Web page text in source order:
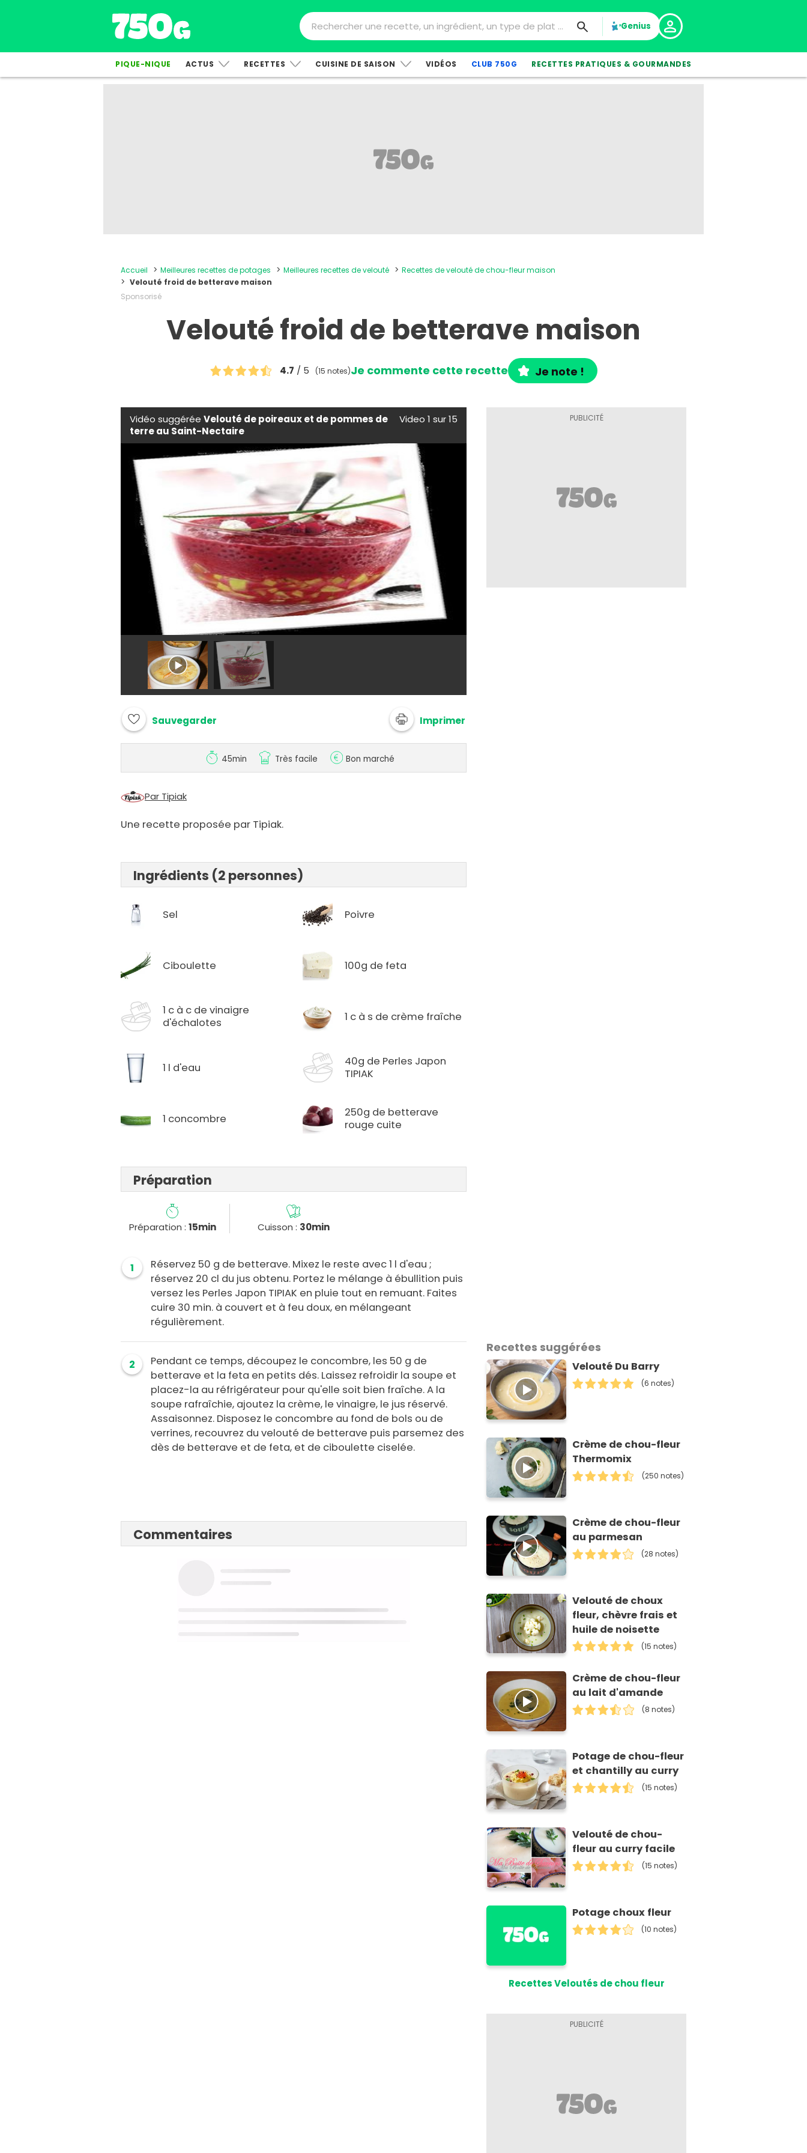
Genius
PIQUE-NIQUE ACTUS RECETTES CUISINE DE SAISON VIDÉOS CLUB 750G RECETTES PRATIQUES & GOURMANDES
Accueil Meilleures recettes de potages Meilleures recettes de velouté
Recettes de velouté de chou-fleur maison
Velouté froid de betterave maison
Sponsorisé
Velouté froid de betterave maison
4.7 / 5 (15 notes)Je commente cette recette Je note !
Vidéo suggéréeVelouté de poireaux et de pommes de
terre au Saint-Nectaire
Video 1 sur 15
Sauvegarder Imprimer
45min Très facile Bon marché
Par Tipiak
Une recette proposée par Tipiak.
Ingrédients (2 personnes)
Sel Poivre
Ciboulette 100g de feta
1 c à c de vinaigre
d'échalotes
1 c à s de crème fraîche
1 l d'eau
40g de Perles Japon
TIPIAK
1 concombre
250g de betterave
rouge cuite
Préparation
Préparation : 15min Cuisson : 30min
1
Réservez 50 g de betterave. Mixez le reste avec 1 l d'eau ;
réservez 20 cl du jus obtenu. Portez le mélange à ébullition puis
versez les Perles Japon TIPIAK en pluie tout en remuant. Faites
cuire 30 min. à couvert et à feu doux, en mélangeant
régulièrement.
2
Pendant ce temps, découpez le concombre, les 50 g de
betterave et la feta en petits dés. Laissez refroidir la soupe et
placez-la au réfrigérateur pour qu'elle soit bien fraîche. A la
soupe rafraîchie, ajoutez la crème, le vinaigre, le jus réservé.
Assaisonnez. Disposez le concombre au fond de bols ou de
verrines, recouvrez du velouté de betterave puis parsemez des
dès de betterave et de feta, et de ciboulette ciselée.
Commentaires
Recettes suggérées
Velouté Du Barry
(6 notes)
Crème de chou-fleur
Thermomix
(250 notes)
Crème de chou-fleur
au parmesan
(28 notes)
Velouté de choux
fleur, chèvre frais et
huile de noisette
(15 notes)
Crème de chou-fleur
au lait d'amande
(8 notes)
Potage de chou-fleur
et chantilly au curry
(15 notes)
Velouté de chou-
fleur au curry facile
(15 notes)
Potage choux fleur
(10 notes)
Recettes Veloutés de chou fleur